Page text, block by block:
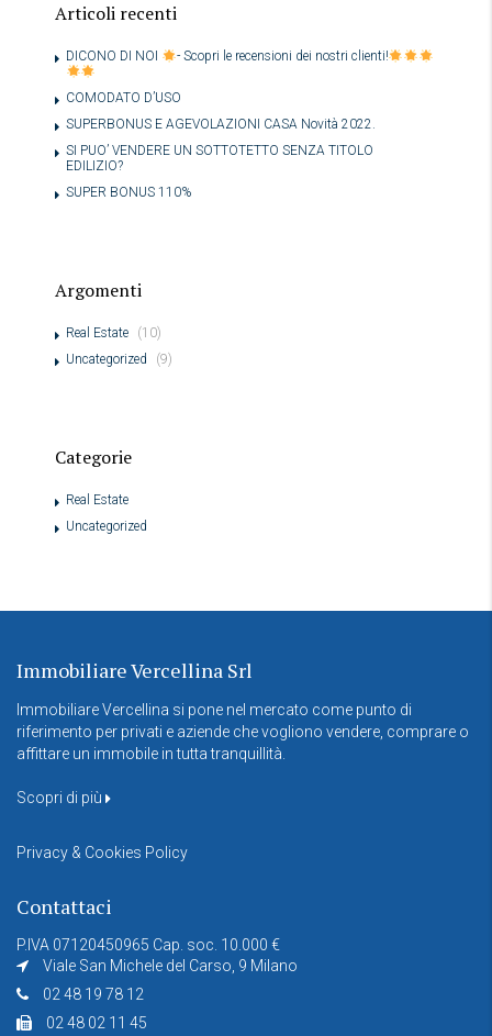
Articoli recenti
DICONO DI NOI - Scopri le recensioni dei nostri clienti!
COMODATO D’USO
SUPERBONUS E AGEVOLAZIONI CASA Novità 2022.
SI PUO’ VENDERE UN SOTTOTETTO SENZA TITOLO
EDILIZIO?
SUPER BONUS 110%
Argomenti
Real Estate
(10)
Uncategorized
(9)
Categorie
Real Estate
Uncategorized
Immobiliare Vercellina Srl
Immobiliare Vercellina si pone nel mercato come punto di
riferimento per privati e aziende che vogliono vendere, comprare o
affittare un immobile in tutta tranquillità.
Scopri di più
Privacy & Cookies Policy
Contattaci
P.IVA 07120450965 Cap. soc. 10.000 €
Viale San Michele del Carso, 9 Milano
02 48 19 78 12
02 48 02 11 45